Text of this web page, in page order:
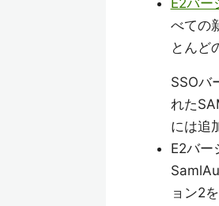
E2バー
べての
とんど
SSOバ
れた
には追
E2バー
ョン2